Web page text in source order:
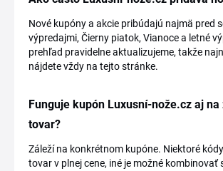
Nové kupóny a akcie pribúdajú najmä pred
výpredajmi, Čierny piatok, Vianoce a letné
prehľad pravidelne aktualizujeme, takže
nájdete vždy na tejto stránke.
Funguje kupón Luxusní-nože.cz aj
tovar?
Záleží na konkrétnom kupóne. Niektoré
tovar v plnej cene, iné je možné kombinovať